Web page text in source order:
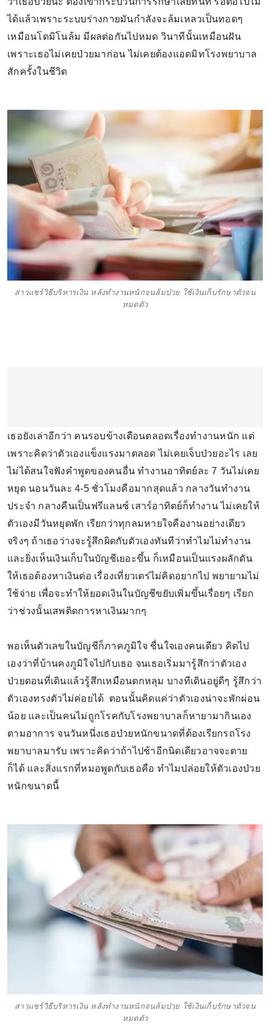
ได้แล้วเพราะระบบร่างกายมันกำลังจะล้มเหลวเป็นทอดๆ
เหมือนโดมิโนล้ม มีผลต่อกันไปหมด วินาทีนั้นเหมือนฝัน
เพราะเธอไม่เคยป่วยมาก่อน ไม่เคยต้องแอดมิทโรงพยาบาล
สักครั้งในชีวิต
สาวแชร์วิธีบริหารเงิน หลังทำงานหนักจนล้มป่วย ใช้เงินเก็บรักษาตัวจน
หมดตัว
เธอยังเล่าอีกว่า คนรอบข้างเตือนตลอดเรื่องทำงานหนัก แต่
เพราะคิดว่าตัวเองแข็งแรงมาตลอด ไม่เคยเจ็บป่วยอะไร เลย
ไม่ได้สนใจฟังคำพูดของคนอื่น ทำงานอาทิตย์ละ 7 วันไม่เคย
หยุด นอนวันละ 4-5 ชั่วโมงคือมากสุดแล้ว กลางวันทำงาน
ประจำ กลางคืนเป็นฟรีแลนซ์ เสาร์อาทิตย์ก็ทำงาน ไม่เคยให้
ตัวเองมีวันหยุดพัก เรียกว่าทุกลมหายใจคืองานอย่างเดียว
จริงๆ ถ้าเธอว่างจะรู้สึกผิดกับตัวเองทันทีว่าทำไมไม่ทำงาน
และยิ่งเห็นเงินเก็บในบัญชีเยอะขึ้น ก็เหมือนเป็นแรงผลักดัน
ให้เธอต้องหาเงินต่อ เรื่องเที่ยวเตร่ไม่คิดอยากไป พยายามไม่
ใช้จ่าย เพื่อจะทำให้ยอดเงินในบัญชีขยับเพิ่มขึ้นเรื่อยๆ เรียก
ว่าช่วงนั้นเสพติดการหาเงินมากๆ
พอเห็นตัวเลขในบัญชีก็ภาคภูมิใจ ชื่นใจเองคนเดียว คิดไป
เองว่าที่บ้านคงภูมิใจไปกับเธอ จนเธอเริ่มมารู้สึกว่าตัวเอง
ป่วยตอนที่เดินแล้วรู้สึกเหมือนตกหลุม บางทีเดินอยู่ดีๆ รู้สึกว่า
ตัวเองทรงตัวไม่ค่อยได้ ตอนนั้นคิดแค่ว่าตัวเองน่าจะพักผ่อน
น้อย และเป็นคนไม่ถูกโรคกับโรงพยาบาลก็หายามากินเอง
ตามอาการ จนวันหนึ่งเธอป่วยหนักขนาดที่ต้องเรียกรถโรง
พยาบาลมารับ เพราะคิดว่าถ้าไปช้าอีกนิดเดียวอาจจะตาย
ก็ได้ และสิ่งแรกที่หมอพูดกับเธอคือ ทำไมปล่อยให้ตัวเองป่วย
หนักขนาดนี้
สาวแชร์วิธีบริหารเงิน หลังทำงานหนักจนล้มป่วย ใช้เงินเก็บรักษาตัวจน
หมดตัว